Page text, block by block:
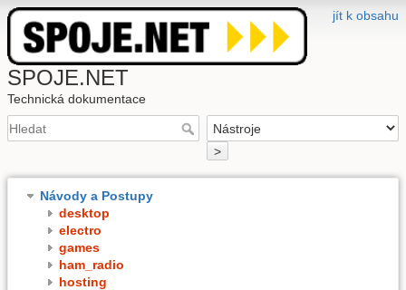
jít k obsahu
SPOJE.NET
Technická dokumentace
>
Návody a Postupy
desktop
electro
games
ham_radio
hosting